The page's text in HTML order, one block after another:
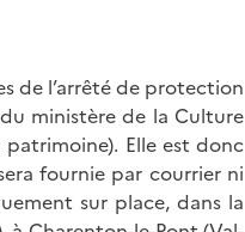
de l’arrêté de protection
ministère de la Culture
Elle est donc
fournie par courrier ni
sur place, dans la